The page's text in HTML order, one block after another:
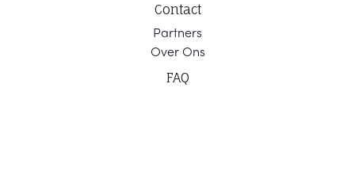
Contact
Partners
Over Ons
FAQ